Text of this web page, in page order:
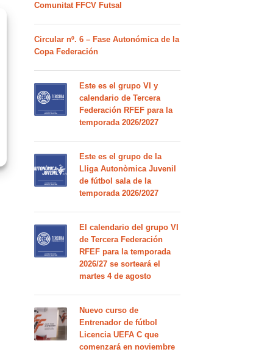
Comunitat FFCV Futsal
Circular nº. 6 – Fase Autonómica de la
Copa Federación
Este es el grupo VI y
calendario de Tercera
Federación RFEF para la
temporada 2026/2027
Este es el grupo de la
Lliga Autonòmica Juvenil
de fútbol sala de la
temporada 2026/2027
El calendario del grupo VI
de Tercera Federación
RFEF para la temporada
2026/27 se sorteará el
martes 4 de agosto
Nuevo curso de
Entrenador de fútbol
Licencia UEFA C que
comenzará en noviembre